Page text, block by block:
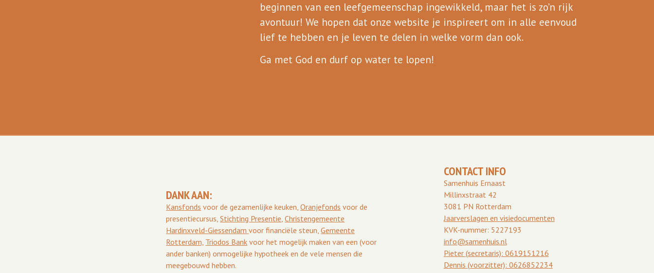
beginnen van een leefgemeenschap ingewikkeld, maar het is zo’n rijk
avontuur! We hopen dat onze website je inspireert om in alle eenvoud
lief te hebben en je leven te delen in welke vorm dan ook.
Ga met God en durf op water te lopen!
DANK AAN:
Kansfonds voor de gezamenlijke keuken,Oranjefonds voor de
presentiecursus,Stichting Presentie,Christengemeente
Hardinxveld-Giessendamvoor financiële steun,Gemeente
Rotterdam, Triodos Bank voor het mogelijk maken van een (voor
ander banken) onmogelijke hypotheek en de vele mensen die
meegebouwd hebben.
CONTACT INFO
Samenhuis Ernaast
Millinxstraat 42
3081 PN Rotterdam
Jaarverslagen en visiedocumenten
KVK-nummer: 5227193
info@samenhuis.nl
Pieter (secretaris): 0619151216
Dennis (voorzitter): 0626852234